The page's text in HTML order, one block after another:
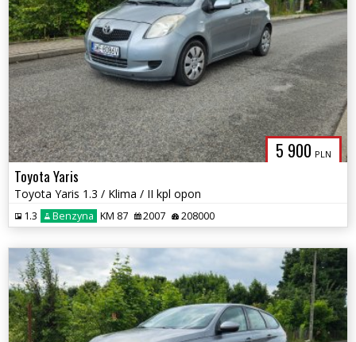
5 900 PLN
Toyota Yaris
Toyota Yaris 1.3 / Klima / II kpl opon
1.3 Benzyna KM 87 2007 208000